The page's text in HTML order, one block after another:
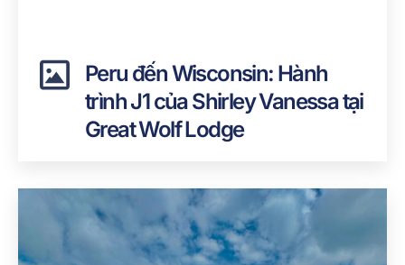
Peru đến Wisconsin: Hành
trình J1 của Shirley Vanessa tại
Great Wolf Lodge